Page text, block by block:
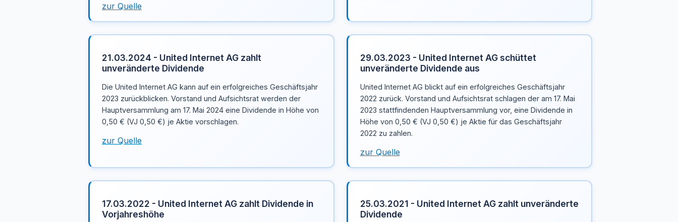
zur Quelle
21.03.2024 - United Internet AG zahlt
unveränderte Dividende
Die United Internet AG kann auf ein erfolgreiches Geschäftsjahr
2023 zurückblicken. Vorstand und Aufsichtsrat werden der
Hauptversammlung am 17. Mai 2024 eine Dividende in Höhe von
0,50 € (VJ 0,50 €) je Aktie vorschlagen.
zur Quelle
29.03.2023 - United Internet AG schüttet
unveränderte Dividende aus
United Internet AG blickt auf ein erfolgreiches Geschäftsjahr
2022 zurück. Vorstand und Aufsichtsrat schlagen der am 17. Mai
2023 stattfindenden Hauptversammlung vor, eine Dividende in
Höhe von 0,50 € (VJ 0,50 €) je Aktie für das Geschäftsjahr
2022 zu zahlen.
zur Quelle
17.03.2022 - United Internet AG zahlt Dividende in
Vorjahreshöhe
25.03.2021 - United Internet AG zahlt unveränderte
Dividende